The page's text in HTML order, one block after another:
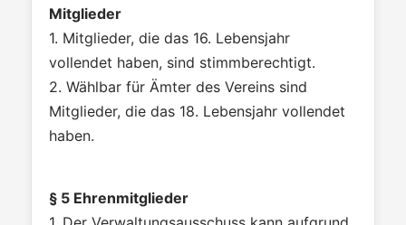
Mitglieder
1. Mitglieder, die das 16. Lebensjahr
vollendet haben, sind stimmberechtigt.
2. Wählbar für Ämter des Vereins sind
Mitglieder, die das 18. Lebensjahr vollendet
haben.
§ 5 Ehrenmitglieder